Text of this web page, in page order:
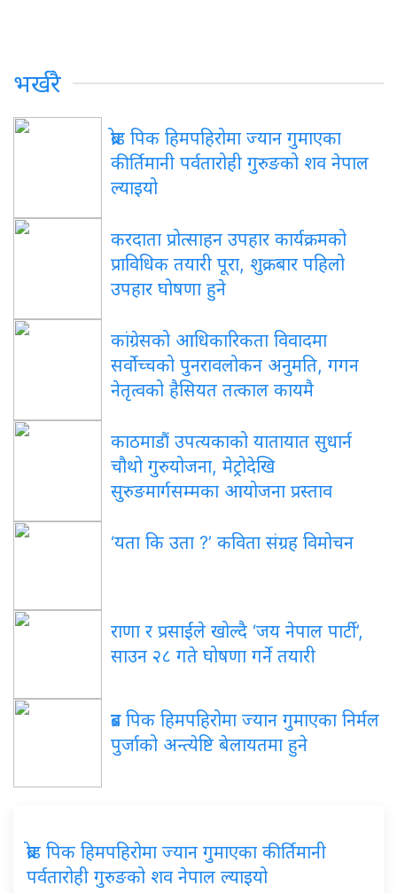
भर्खरै
ब्रोड पिक हिमपहिरोमा ज्यान गुमाएका
कीर्तिमानी पर्वतारोही गुरुङको शव नेपाल
ल्याइयो
करदाता प्रोत्साहन उपहार कार्यक्रमको
प्राविधिक तयारी पूरा, शुक्रबार पहिलो
उपहार घोषणा हुने
कांग्रेसको आधिकारिकता विवादमा
सर्वोच्चको पुनरावलोकन अनुमति, गगन
नेतृत्वको हैसियत तत्काल कायमै
काठमाडौं उपत्यकाको यातायात सुधार्न
चौथो गुरुयोजना, मेट्रोदेखि
सुरुङमार्गसम्मका आयोजना प्रस्ताव
‘यता कि उता ?’ कविता संग्रह विमोचन
राणा र प्रसाईंले खोल्दै ‘जय नेपाल पार्टी’,
साउन २८ गते घोषणा गर्ने तयारी
ब्रड पिक हिमपहिरोमा ज्यान गुमाएका निर्मल
पुर्जाको अन्त्येष्टि बेलायतमा हुने
ब्रोड पिक हिमपहिरोमा ज्यान गुमाएका कीर्तिमानी
पर्वतारोही गुरुङको शव नेपाल ल्याइयो